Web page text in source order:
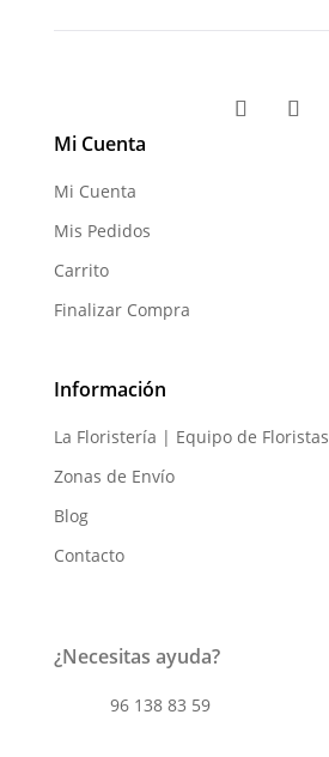
Mi Cuenta
Mi Cuenta
Mis Pedidos
Carrito
Finalizar Compra
Información
La Floristería | Equipo de Floristas
Zonas de Envío
Blog
Contacto
¿Necesitas ayuda?
96 138 83 59